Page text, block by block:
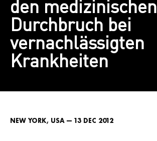
den medizinischen
Durchbruch bei
vernachlässigten
Krankheiten
NEW YORK, USA — 13 DEC 2012